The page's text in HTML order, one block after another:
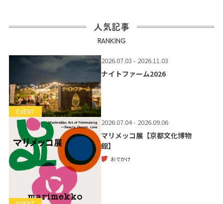
人気記事
RANKING
EVENT
2026.07.03 - 2026.11.03
ナイトファーム2026
2026.07.04 - 2026.09.06
マリメッコ展【京都文化博物
館】
おでかけ